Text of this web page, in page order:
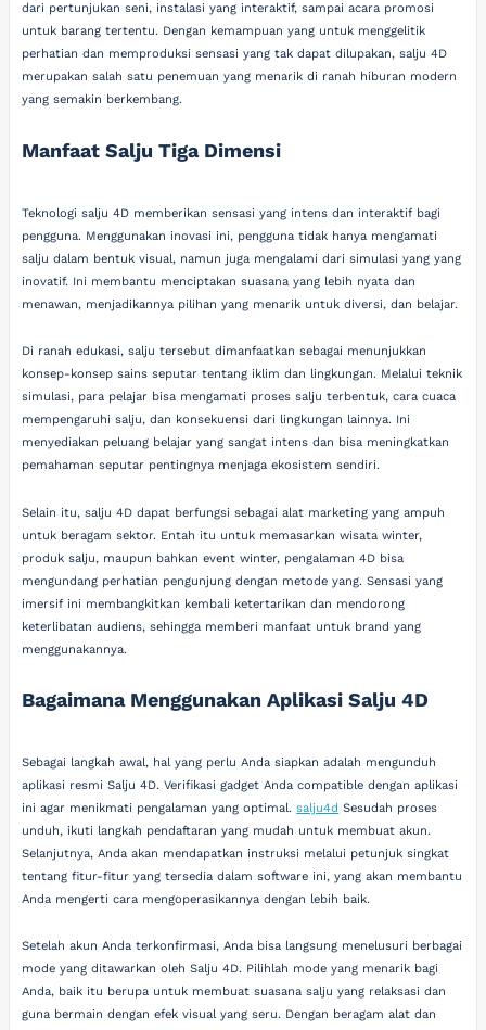
dari pertunjukan seni, instalasi yang interaktif, sampai acara promosi
untuk barang tertentu. Dengan kemampuan yang untuk menggelitik
perhatian dan memproduksi sensasi yang tak dapat dilupakan, salju 4D
merupakan salah satu penemuan yang menarik di ranah hiburan modern
yang semakin berkembang.
Manfaat Salju Tiga Dimensi
Teknologi salju 4D memberikan sensasi yang intens dan interaktif bagi
pengguna. Menggunakan inovasi ini, pengguna tidak hanya mengamati
salju dalam bentuk visual, namun juga mengalami dari simulasi yang yang
inovatif. Ini membantu menciptakan suasana yang lebih nyata dan
menawan, menjadikannya pilihan yang menarik untuk diversi, dan belajar.
Di ranah edukasi, salju tersebut dimanfaatkan sebagai menunjukkan
konsep-konsep sains seputar tentang iklim dan lingkungan. Melalui teknik
simulasi, para pelajar bisa mengamati proses salju terbentuk, cara cuaca
mempengaruhi salju, dan konsekuensi dari lingkungan lainnya. Ini
menyediakan peluang belajar yang sangat intens dan bisa meningkatkan
pemahaman seputar pentingnya menjaga ekosistem sendiri.
Selain itu, salju 4D dapat berfungsi sebagai alat marketing yang ampuh
untuk beragam sektor. Entah itu untuk memasarkan wisata winter,
produk salju, maupun bahkan event winter, pengalaman 4D bisa
mengundang perhatian pengunjung dengan metode yang. Sensasi yang
imersif ini membangkitkan kembali ketertarikan dan mendorong
keterlibatan audiens, sehingga memberi manfaat untuk brand yang
menggunakannya.
Bagaimana Menggunakan Aplikasi Salju 4D
Sebagai langkah awal, hal yang perlu Anda siapkan adalah mengunduh
aplikasi resmi Salju 4D. Verifikasi gadget Anda compatible dengan aplikasi
ini agar menikmati pengalaman yang optimal.salju4d Sesudah proses
unduh, ikuti langkah pendaftaran yang mudah untuk membuat akun.
Selanjutnya, Anda akan mendapatkan instruksi melalui petunjuk singkat
tentang fitur-fitur yang tersedia dalam software ini, yang akan membantu
Anda mengerti cara mengoperasikannya dengan lebih baik.
Setelah akun Anda terkonfirmasi, Anda bisa langsung menelusuri berbagai
mode yang ditawarkan oleh Salju 4D. Pilihlah mode yang menarik bagi
Anda, baik itu berupa untuk membuat suasana salju yang relaksasi dan
guna bermain dengan efek visual yang seru. Dengan beragam alat dan